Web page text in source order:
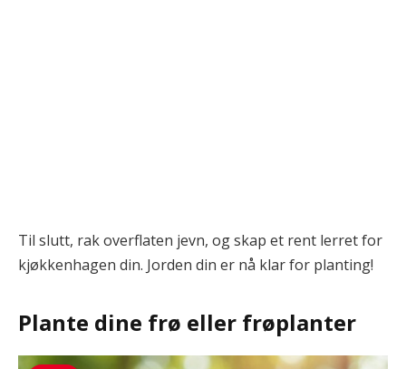
Til slutt, rak overflaten jevn, og skap et rent lerret for
kjøkkenhagen din. Jorden din er nå klar for planting!
Plante dine frø eller frøplanter